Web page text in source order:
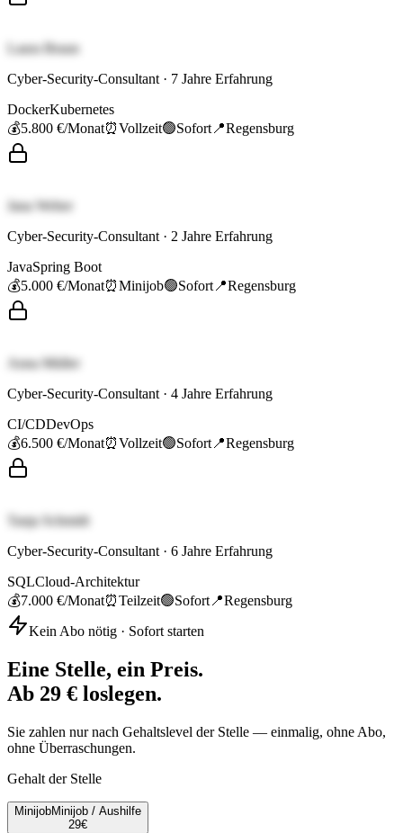
Laura Braun
Cyber-Security-Consultant · 7 Jahre Erfahrung
DockerKubernetes
💰5.800 €/Monat⏰Vollzeit🟢Sofort 📍Regensburg
Jana Weber
Cyber-Security-Consultant · 2 Jahre Erfahrung
JavaSpring Boot
💰5.000 €/Monat⏰Minijob🟢Sofort 📍Regensburg
Anna Müller
Cyber-Security-Consultant · 4 Jahre Erfahrung
CI/CDDevOps
💰6.500 €/Monat⏰Vollzeit🟢Sofort 📍Regensburg
Tanja Schmidt
Cyber-Security-Consultant · 6 Jahre Erfahrung
SQLCloud-Architektur
💰7.000 €/Monat⏰Teilzeit🟢Sofort 📍Regensburg
Kein Abo nötig · Sofort starten
Eine Stelle, ein Preis.
Ab 29 € loslegen.
Sie zahlen nur nach Gehaltslevel der Stelle — einmalig, ohne Abo,
ohne Überraschungen.
Gehalt der Stelle
MinijobMinijob / Aushilfe
29€